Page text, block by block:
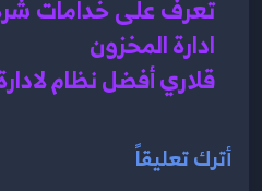
ادارة المخزون
قلاري أفضل نظام
أترك تعليقاً